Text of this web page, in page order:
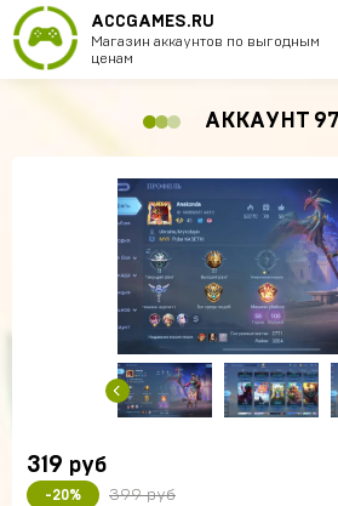
ACCGAMES.RU
Магазин аккаунтов по выгодным
ценам
АККАУНТ 97
319 руб
-20% 399 руб